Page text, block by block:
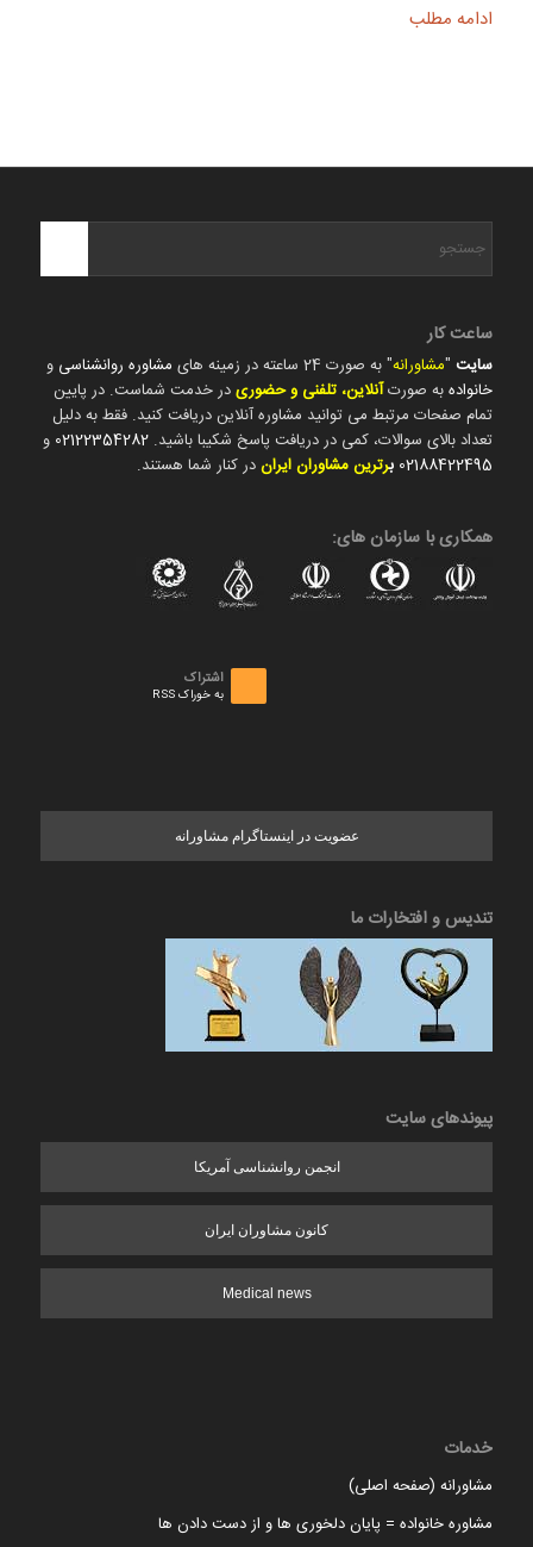
ادامه مطلب
ساعت کار
سایت"مشاورانه" به صورت 24 ساعته در زمینه های مشاوره روانشناسی و
خانوادهبه صورتآنلاین، تلفنی و حضوریدر خدمت شماست. در پایین
تمام صفحات مرتبط می توانید مشاوره آنلاین دریافت کنید. فقط به دلیل
تعداد بالای سوالات، کمی در دریافت پاسخ شکیبا باشید. 02122354282 و
02188422495 برترین مشاوران ایراندر کنار شما هستند.
همکاری با سازمان های:
اشتراک
به خوراک RSS
عضویت در اینستاگرام مشاورانه
تندیس و افتخارات ما
پیوندهای سایت
انجمن روانشناسی آمریکا
کانون مشاوران ایران
Medical news
خدمات
مشاورانه (صفحه اصلی)
مشاوره خانواده = پایان دلخوری ها و از دست دادن ها